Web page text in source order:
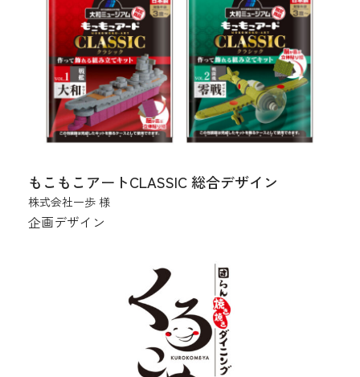
もこもこアートCLASSIC 総合デザイン
株式会社一歩 様
企画デザイン